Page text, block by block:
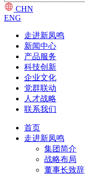
CHN
ENG
走进新凤鸣
新闻中心
产品服务
科技创新
企业文化
党群联动
人才战略
联系我们
首页
走进新凤鸣
集团简介
战略布局
董事长致辞